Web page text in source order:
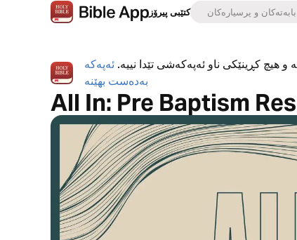
کتێبی پیرۆز
و هیچ کڕینێکی ناو ئەپەکەشی تێدا نییە. ئەپەکە
بەدەست بهێنە
All In: Pre Baptism